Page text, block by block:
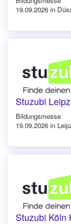
19.09.2026 in
Stuzubi
Bildungsmesse
19.09.2026 in
Stuzubi Köln